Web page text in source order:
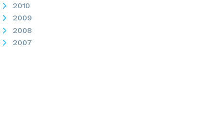
2010
2009
2008
2007